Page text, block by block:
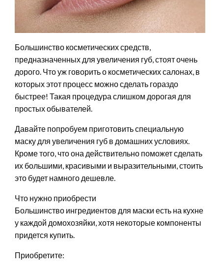
Большинство косметических средств,
предназначенных для увеличения губ, стоят очень
дорого. Что уж говорить о косметических салонах, в
которых этот процесс можно сделать гораздо
быстрее! Такая процедура слишком дорогая для
простых обывателей.
Давайте попробуем приготовить специальную
маску для увеличения губ в домашних условиях.
Кроме того, что она действительно поможет сделать
их большими, красивыми и выразительными, стоить
это будет намного дешевле.
Что нужно приобрести
Большинство ингредиентов для маски есть на кухне
у каждой домохозяйки, хотя некоторые компоненты
придется купить.
Приобретите: